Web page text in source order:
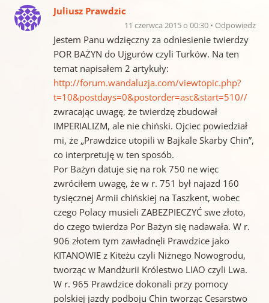
Juliusz Prawdzic
11 czerwca 2015 o 00:30 Odpowiedz
Jestem Panu wdzięczny za odniesienie twierdzy
POR BAŻYN do Ujgurów czyli Turków. Na ten
temat napisałem 2 artykuły:
http://forum.wandaluzja.com/viewtopic.php?
t=10&postdays=0&postorder=asc&start=510//
zwracając uwagę, że twierdzę zbudował
IMPERIALIZM, ale nie chiński. Ojciec powiedział
mi, że „Prawdzice utopili w Bajkale Skarby Chin”,
co interpretuję w ten sposób.
Por Bażyn datuje się na rok 750 ne więc
zwróciłem uwagę, że w r. 751 był najazd 160
tysięcznej Armii chińskiej na Taszkent, wobec
czego Polacy musieli ZABEZPIECZYĆ swe złoto,
do czego twierdza Por Bażyn się nadawała. W r.
906 złotem tym zawładnęli Prawdzice jako
KITANOWIE z Kiteżu czyli Niżnego Nowogrodu,
tworząc w Mandżurii Królestwo LIAO czyli Lwa.
W r. 965 Prawdzice dokonali przy pomocy
polskiej jazdy podboju Chin tworząc Cesarstwo